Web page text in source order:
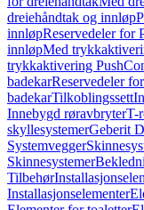
dreiehåndtak og innløp
innløpReservedeler for
innløpMed
trykkaktivering
badekarReservedeler
badekarTilkoblingssett
Innebygd røravbryterT-
skyllesystemerGeberit
Systemvegger
Skinnesystemer
Tilbehør
Installasjonselementer